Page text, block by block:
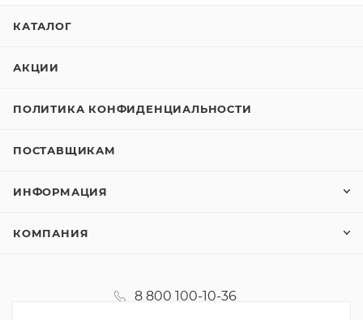
КАТАЛОГ
АКЦИИ
ПОЛИТИКА КОНФИДЕНЦИАЛЬНОСТИ
ПОСТАВЩИКАМ
ИНФОРМАЦИЯ
КОМПАНИЯ
8 800 100-10-36